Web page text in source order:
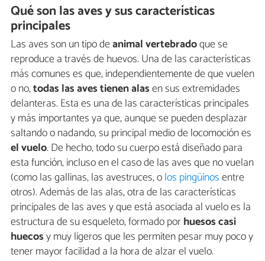
Qué son las aves y sus características
principales
Las aves son un tipo deanimal vertebradoque se
reproduce a través de huevos. Una de las características
más comunes es que, independientemente de que vuelen
o no,todas las aves tienen alasen sus extremidades
delanteras. Esta es una de las características principales
y más importantes ya que, aunque se pueden desplazar
saltando o nadando, su principal medio de locomoción es
el vuelo. De hecho, todo su cuerpo está diseñado para
esta función, incluso en el caso de las aves que no vuelan
(como las gallinas, las avestruces, olos pingüinosentre
otros). Además de las alas, otra de las características
principales de las aves y que está asociada al vuelo es la
estructura de su esqueleto, formado porhuesos casi
huecosy muy ligeros que les permiten pesar muy poco y
tener mayor facilidad a la hora de alzar el vuelo.